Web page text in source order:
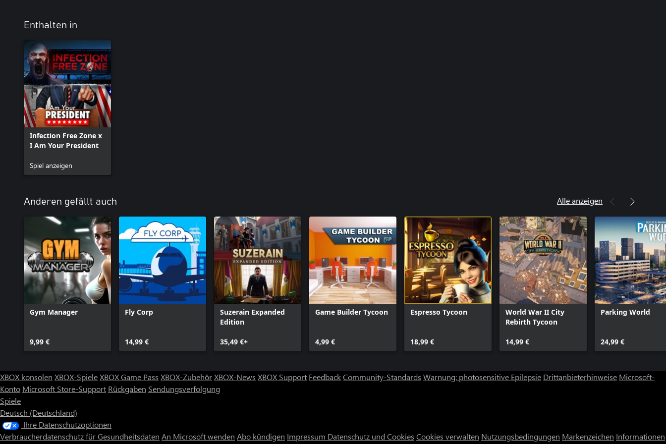
Enthalten in
Infection Free Zone x
I Am Your President
Spiel anzeigen
Anderen gefällt auch Alle anzeigen
Gym Manager
9,99 €
Fly Corp
14,99 €
Suzerain Expanded
Edition
35,49 €+
Game Builder Tycoon
4,99 €
Espresso Tycoon
18,99 €
World War II City
Rebirth Tycoon
14,99 €
Parking World
24,99 €
XBOX konsolen XBOX-SpieleXBOX Game Pass XBOX-ZubehörXBOX-News XBOX Support FeedbackCommunity-Standards Warnung: photosensitive Epilepsie Drittanbieterhinweise Microsoft-
Konto Microsoft Store-Support Rückgaben Sendungsverfolgung
Spiele
Deutsch (Deutschland)
Ihre Datenschutzoptionen
Verbraucherdatenschutz für Gesundheitsdaten An Microsoft wenden Abo kündigen Impressum Datenschutz und Cookies Cookies verwalten Nutzungsbedingungen Markenzeichen Informationen